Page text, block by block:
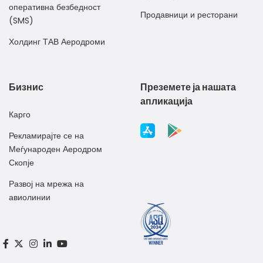
оперативна безбедност
(SMS)
Холдинг ТАВ Аеродроми
Продавници и ресторани
Бизнис
Карго
Рекламирајте се на
Меѓународен Аеродром
Скопје
Развој на мрежа на
авиолинии
Преземете ја нашата
апликација